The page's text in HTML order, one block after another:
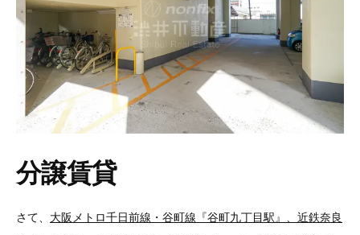
分譲賃貸
さて、 大阪メトロ千日前線・谷町線『谷町九丁目駅』、近鉄奈良